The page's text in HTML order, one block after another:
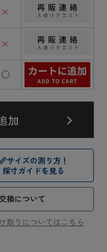
×
×
○
📏サイズの測り方！
採寸ガイドを見る
換について
取りについてはこちら